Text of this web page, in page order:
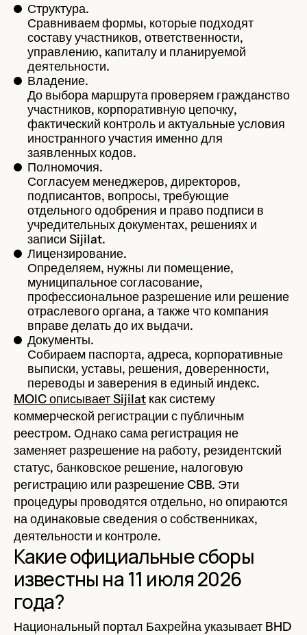
Структура.
Сравниваем формы, которые подходят
составу участников, ответственности,
управлению, капиталу и планируемой
деятельности.
Владение.
До выбора маршрута проверяем гражданство
участников, корпоративную цепочку,
фактический контроль и актуальные условия
иностранного участия именно для
заявленных кодов.
Полномочия.
Согласуем менеджеров, директоров,
подписантов, вопросы, требующие
отдельного одобрения и право подписи в
учредительных документах, решениях и
записи Sijilat.
Лицензирование.
Определяем, нужны ли помещение,
муниципальное согласование,
профессиональное разрешение или решение
отраслевого органа, а также что компания
вправе делать до их выдачи.
Документы.
Собираем паспорта, адреса, корпоративные
выписки, уставы, решения, доверенности,
переводы и заверения в единый индекс.
MOIC описывает Sijilat как систему
коммерческой регистрации с публичным
реестром. Однако сама регистрация не
заменяет разрешение на работу, резидентский
статус, банковское решение, налоговую
регистрацию или разрешение CBB. Эти
процедуры проводятся отдельно, но опираются
на одинаковые сведения о собственниках,
деятельности и контроле.
Какие официальные сборы
известны на 11 июля 2026
года?
Национальный портал Бахрейна указывает BHD